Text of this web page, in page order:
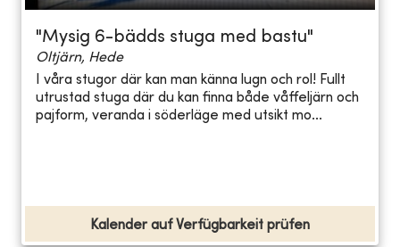
"Mysig 6-bädds stuga med bastu"
Oltjärn, Hede
I våra stugor där kan man känna lugn och rol! Fullt
utrustad stuga där du kan finna både våffeljärn och
pajform, veranda i söderläge med utsikt mo...
Kalender auf Verfügbarkeit prüfen